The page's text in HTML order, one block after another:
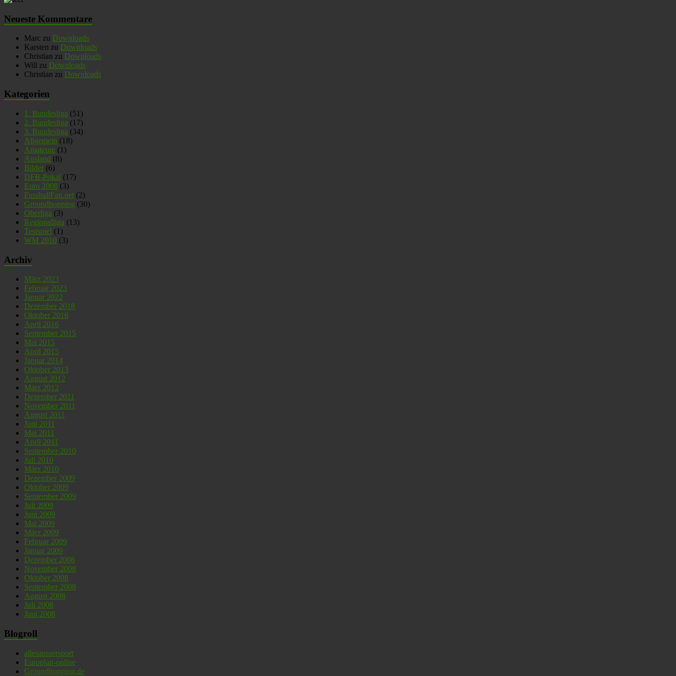
Neueste Kommentare
Marc zu Downloads
Karsten zu Downloads
Christian zu Downloads
Will zu Downloads
Christian zu Downloads
Kategorien
1. Bundesliga (51)
2. Bundesliga (17)
3. Bundesliga (34)
Allgemein (18)
Amateure (1)
Ausland (8)
Bilder (6)
DFB-Pokal (17)
Euro 2008 (3)
FussballFan.net (2)
Groundhopping (30)
Oberliga (3)
Regionalliga (13)
Testspiel (1)
WM 2010 (3)
Archiv
März 2023
Februar 2023
Januar 2022
Dezember 2018
Oktober 2016
April 2016
September 2015
Mai 2015
April 2015
Januar 2014
Oktober 2013
August 2012
März 2012
Dezember 2011
November 2011
August 2011
Juni 2011
Mai 2011
April 2011
September 2010
Juli 2010
März 2010
Dezember 2009
Oktober 2009
September 2009
Juli 2009
Juni 2009
Mai 2009
März 2009
Februar 2009
Januar 2009
Dezember 2008
November 2008
Oktober 2008
September 2008
August 2008
Juli 2008
Juni 2008
Blogroll
allesaussersport
Europlan-online
Groundhopping.de